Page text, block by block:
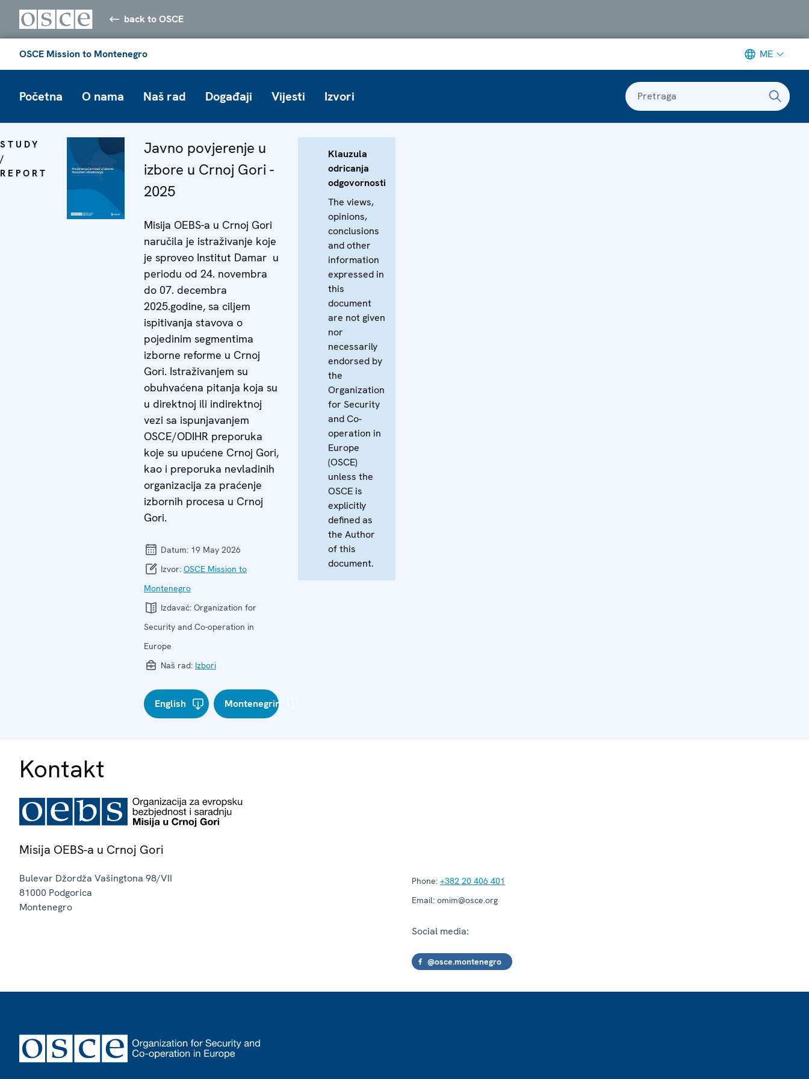
back to OSCE
OSCE Mission to Montenegro ME
Početna O nama Naš rad Događaji Vijesti Izvori Pretraga
STUDY
/
REPORT
Javno povjerenje u
izbore u Crnoj Gori -
2025
Misija OEBS-a u Crnoj Gori
naručila je istraživanje koje
je sproveo Institut Damar u
periodu od 24. novembra
do 07. decembra
2025.godine, sa ciljem
ispitivanja stavova o
pojedinim segmentima
izborne reforme u Crnoj
Gori. Istraživanjem su
obuhvaćena pitanja koja su
u direktnoj ili indirektnoj
vezi sa ispunjavanjem
OSCE/ODIHR preporuka
koje su upućene Crnoj Gori,
kao i preporuka nevladinih
organizacija za praćenje
izbornih procesa u Crnoj
Gori.
Datum: 19 May 2026
Izvor: OSCE Mission to
Montenegro
Izdavač: Organization for
Security and Co-operation in
Europe
Naš rad: Izbori
English Montenegrin
Klauzula
odricanja
odgovornosti
The views,
opinions,
conclusions
and other
information
expressed in
this
document
are not given
nor
necessarily
endorsed by
the
Organization
for Security
and Co-
operation in
Europe
(OSCE)
unless the
OSCE is
explicitly
defined as
the Author
of this
document.
Kontakt
Misija OEBS-a u Crnoj Gori
Bulevar Džordža Vašingtona 98/VII
81000 Podgorica
Montenegro
Phone: +382 20 406 401
Email: omim@osce.org
Social media:
@osce.montenegro